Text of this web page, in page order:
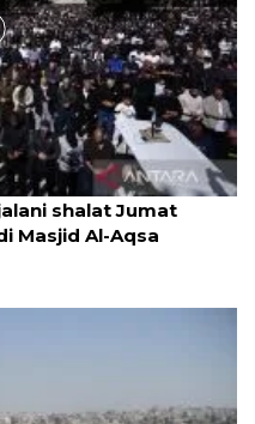
shalat Jumat
Masjid Al-Aqsa